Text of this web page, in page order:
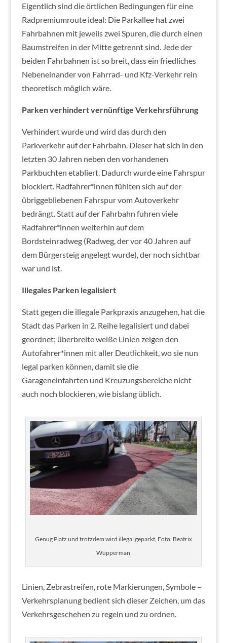
Eigentlich sind die örtlichen Bedingungen für eine
Radpremiumroute ideal: Die Parkallee hat zwei
Fahrbahnen mit jeweils zwei Spuren, die durch einen
Baumstreifen in der Mitte getrennt sind. Jede der
beiden Fahrbahnen ist so breit, dass ein friedliches
Nebeneinander von Fahrrad- und Kfz-Verkehr rein
theoretisch möglich wäre.
Parken verhindert vernünftige Verkehrsführung
Verhindert wurde und wird das durch den
Parkverkehr auf der Fahrbahn. Dieser hat sich in den
letzten 30 Jahren neben den vorhandenen
Parkbuchten etabliert. Dadurch wurde eine Fahrspur
blockiert. Radfahrer*innen fühlten sich auf der
übriggebliebenen Fahrspur vom Autoverkehr
bedrängt. Statt auf der Fahrbahn fuhren viele
Radfahrer*innen weiterhin auf dem
Bordsteinradweg (Radweg, der vor 40 Jahren auf
dem Bürgersteig angelegt wurde), der noch sichtbar
war und ist.
Illegales Parken legalisiert
Statt gegen die illegale Parkpraxis anzugehen, hat die
Stadt das Parken in 2. Reihe legalisiert und dabei
geordnet; überbreite weiße Linien zeigen den
Autofahrer*innen mit aller Deutlichkeit, wo sie nun
legal parken können, damit sie die
Garageneinfahrten und Kreuzungsbereiche nicht
auch noch blockieren, wie bislang üblich.
Genug Platz und trotzdem wird illegal geparkt, Foto: Beatrix
Wupperman
Linien, Zebrastreifen, rote Markierungen, Symbole –
Verkehrsplanung bedient sich dieser Zeichen, um das
Verkehrsgeschehen zu regeln und zu ordnen.